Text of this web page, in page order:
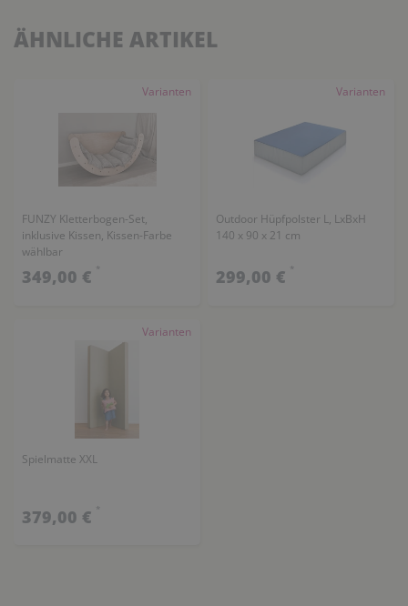
ÄHNLICHE ARTIKEL
Varianten
FUNZY Kletterbogen-Set,
inklusive Kissen, Kissen-Farbe
wählbar
349,00 € *
Varianten
Outdoor Hüpfpolster L, LxBxH
140 x 90 x 21 cm
299,00 € *
Varianten
Spielmatte XXL
379,00 € *